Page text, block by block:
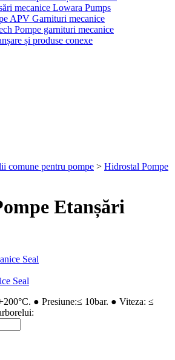
mecanice Lowara Pumps
APV Garnituri mecanice
Pompe garnituri mecanice
și produse conexe
comune pentru pompe > Hidrostal Pompe
Etanșări
Seal
● Presiune:≤ 10bar. ● Viteza: ≤